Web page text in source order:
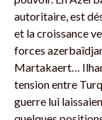
autoritaire, est
et la croissance
forces
Martakaert…
tension entre
guerre lui